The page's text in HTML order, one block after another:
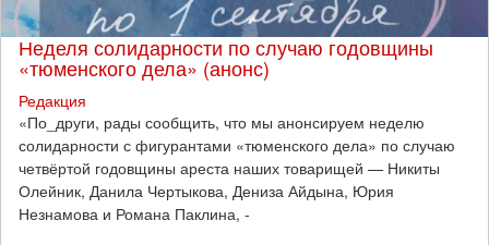
Неделя солидарности по случаю годовщины
«тюменского дела» (анонс)
Редакция
​«По_други, рады сообщить, что мы анонсируем неделю
солидарности с фигурантами «тюменского дела» по случаю
четвёртой годовщины ареста наших товарищей — Никиты
Олейник, Данила Чертыкова, Дениза Айдына, Юрия
Незнамова и Романа Паклина, -